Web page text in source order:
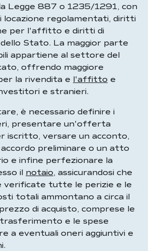
Legge 887 o 1235/1291, con
regolamentati, diritti
per l'affitto e diritti di
Stato. La maggior parte
appartiene al settore del
offrendo maggiore
la rivendita e l'affitto e
e stranieri.
è necessario definire i
presentare un'offerta
iscritto, versare un acconto,
preliminare o un atto
e infine perfezionare la
il notaio, assicurandosi che
verificate tutte le perizie e le
totali ammontano a circa il
di acquisto, comprese le
e le spese
a eventuali oneri aggiuntivi e